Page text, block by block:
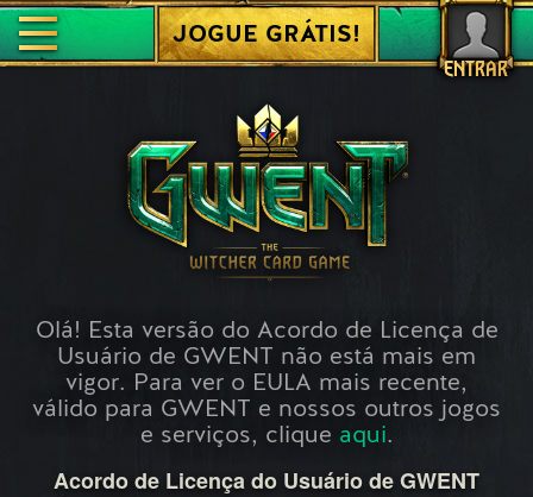
ENTRAR
JOGUE GRÁTIS!
Olá! Esta versão do Acordo de Licença de
Usuário de GWENT não está mais em
vigor. Para ver o EULA mais recente,
válido para GWENT e nossos outros jogos
e serviços, clique aqui.
Acordo de Licença do Usuário de GWENT